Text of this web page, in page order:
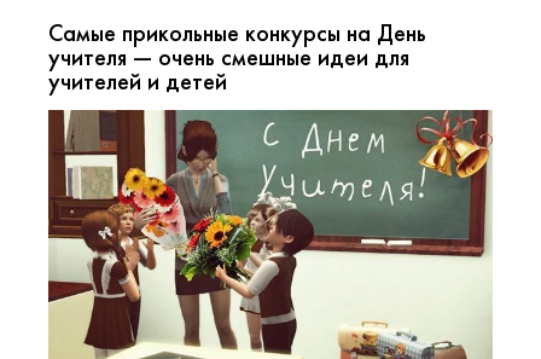
Самые прикольные конкурсы на День
учителя — очень смешные идеи для
учителей и детей